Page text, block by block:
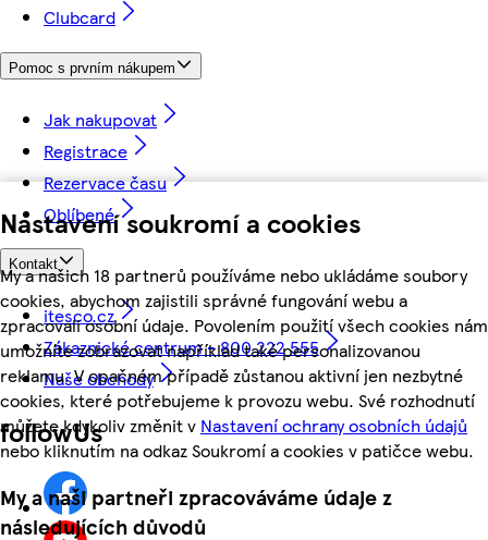
Nastavení soukromí a cookies
My a našich 18 partnerů používáme nebo ukládáme soubory
cookies, abychom zajistili správné fungování webu a
zpracovali osobní údaje. Povolením použití všech cookies nám
umožníte zobrazovat například také personalizovanou
reklamu. V opačném případě zůstanou aktivní jen nezbytné
cookies, které potřebujeme k provozu webu. Své rozhodnutí
můžete kdykoliv změnit v Nastavení ochrany osobních údajů
nebo kliknutím na odkaz Soukromí a cookies v patičce webu.
My a naši partneři zpracováváme údaje z
následujících důvodů
Clubcard
Pomoc s prvním nákupem
Jak nakupovat
Registrace
Rezervace času
Oblíbené
Kontakt
itesco.cz
Zákaznické centrum - 800 222 555
Naše obchody
followUs